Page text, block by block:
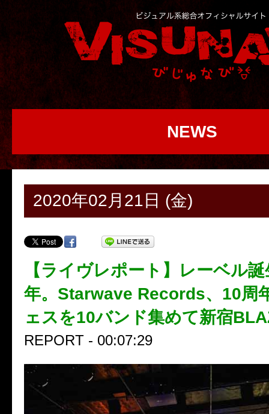
NEWS
2020年02月21日 (金)
【ライヴレポート】レーベル
年。Starwave Records、10周
ェスを10バンド集めて新宿
REPORT - 00:07:29